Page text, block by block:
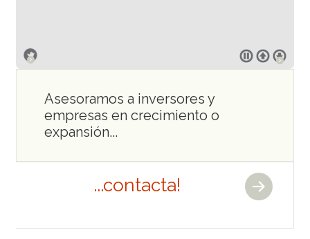
Asesoramos a inversores y
empresas en crecimiento o
expansión...
...contacta!